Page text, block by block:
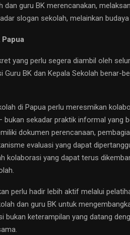
dan guru BK merencanakan,
slogan sekolah, melainkan
yang perlu segera diambil oleh
Guru BK dan Kepala Sekolah benar-
di Papua perlu meresmikan
sekadar praktik informal yang
dokumen perencanaan,
evaluasi yang dapat
kolaborasi yang dapat terus
perlu hadir lebih aktif melalui
dan guru BK untuk
bukan keterampilan yang datang